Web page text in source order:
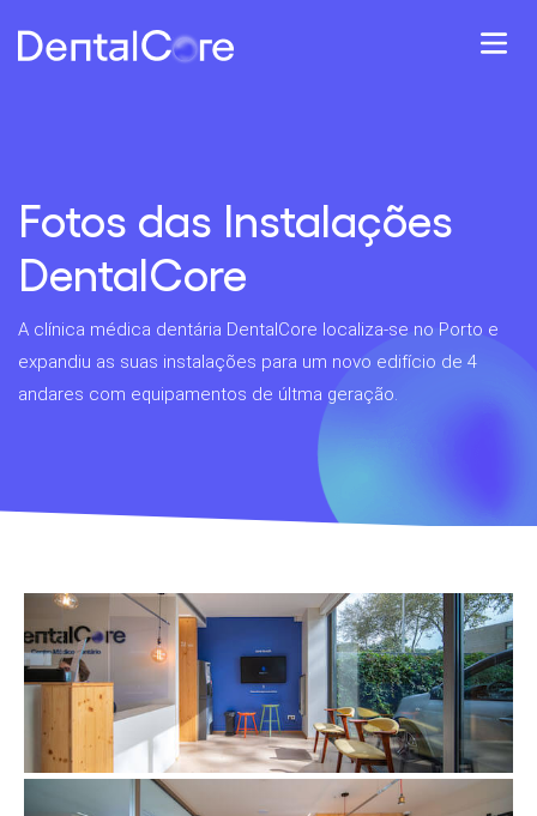
Fotos das Instalações
DentalCore
A clínica médica dentária DentalCore localiza-se no Porto e
expandiu as suas instalações para um novo edifício de 4
andares com equipamentos de últma geração.